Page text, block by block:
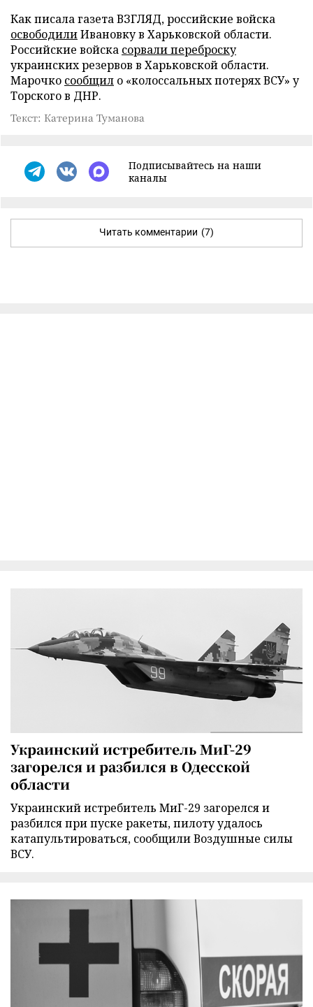
Как писала газета ВЗГЛЯД, российские войска
освободилиИвановку в Харьковской области.
Российские войска сорвали переброску
украинских резервов в Харьковской области.
Марочко сообщил о «колоссальных потерях ВСУ» у
Торского в ДНР.
Текст: Катерина Туманова
Подписывайтесь на наши
каналы
Читать комментарии (7)
Украинский истребитель МиГ-29
загорелся и разбился в Одесской
области
Украинский истребитель МиГ-29 загорелся и
разбился при пуске ракеты, пилоту удалось
катапультироваться, сообщили Воздушные силы
ВСУ.